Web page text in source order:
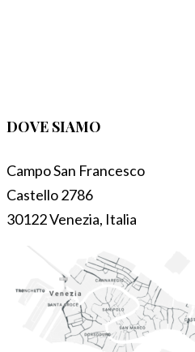
DOVE SIAMO
Campo San Francesco
Castello 2786
30122 Venezia, Italia